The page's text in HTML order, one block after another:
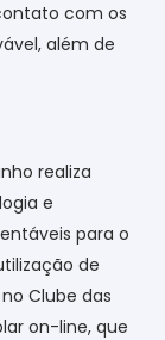
com os
além de
realiza
e
para o
de
Clube das
on-line, que